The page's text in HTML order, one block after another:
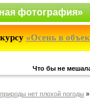
фотография»
«Осень в
Что бы не
нет плохой погоды